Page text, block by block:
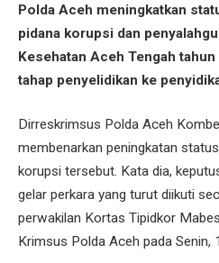
Polda Aceh meningkatkan
pidana korupsi dan
Kesehatan Aceh Tengah
tahap penyelidikan ke
Dirreskrimsus Polda Aceh
membenarkan peningkatan
korupsi tersebut. Kata dia,
gelar perkara yang turut diikuti
perwakilan Kortas Tipidkor
Krimsus Polda Aceh pada